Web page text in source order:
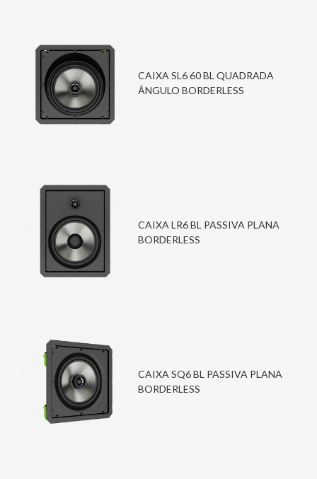
CAIXA SL6 60 BL QUADRADA
ÂNGULO BORDERLESS
CAIXA LR6 BL PASSIVA PLANA
BORDERLESS
CAIXA SQ6 BL PASSIVA PLANA
BORDERLESS